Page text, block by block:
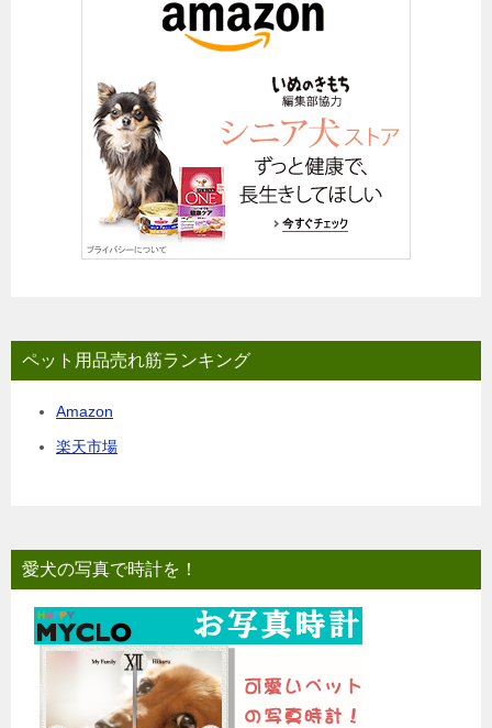
ペット用品売れ筋ランキング
Amazon
楽天市場
愛犬の写真で時計を！